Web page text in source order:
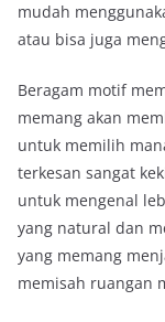
mudah
atau bisa juga
Beragam motif
memang akan
untuk memilih
terkesan sangat
untuk mengenal
yang natural dan
yang memang
memisah ruangan